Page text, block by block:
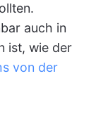
auch in
ist, wie der
von der